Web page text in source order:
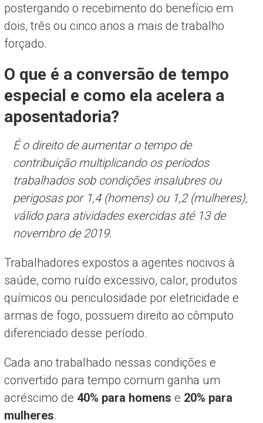
postergando o recebimento do benefício em
dois, três ou cinco anos a mais de trabalho
forçado.
O que é a conversão de tempo
especial e como ela acelera a
aposentadoria?
É o direito de aumentar o tempo de
contribuição multiplicando os períodos
trabalhados sob condições insalubres ou
perigosas por 1,4 (homens) ou 1,2 (mulheres),
válido para atividades exercidas até 13 de
novembro de 2019.
Trabalhadores expostos a agentes nocivos à
saúde, como ruído excessivo, calor, produtos
químicos ou periculosidade por eletricidade e
armas de fogo, possuem direito ao cômputo
diferenciado desse período.
Cada ano trabalhado nessas condições e
convertido para tempo comum ganha um
acréscimo de 40% para homens e 20% para
mulheres.